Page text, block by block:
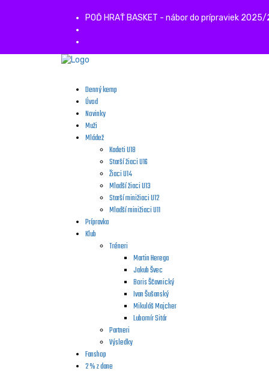
POĎ HRAŤ BASKET - nábor do prípraviek
Denný kemp
Úvod
Novinky
Muži
Mládež
Kadeti U18
Starší žiaci U16
Žiaci U14
Mladší žiaci U13
Starší minižiaci U12
Mladší minižiaci U11
Prípravka
Klub
Tréneri
Martin Herega
Jakub Švec
Boris Ščavnický
Ivan Šušanský
Mikuláš Majcher
Lubomír Sitár
Partneri
Výsledky
Fanshop
2 % z dane